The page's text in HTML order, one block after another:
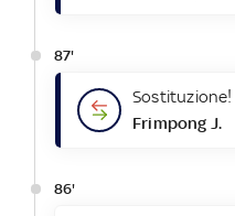
87'
Sostituzione!
Frimpong J.
86'